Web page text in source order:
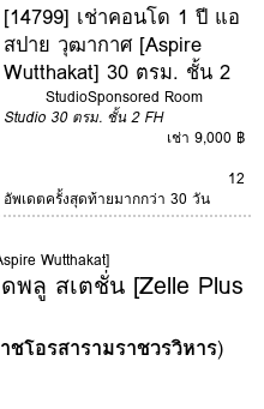
[14799] เช่าคอนโด 1 ปี แอ
สปาย วุฒากาศ [Aspire
Wutthakat] 30 ตรม. ชั้น 2
StudioSponsored Room
Studio 30 ตรม. ชั้น 2 FH
เช่า 9,000 ฿
12
อัพเดตครั้งสุดท้ายมากกว่า 30 วัน
Wutthakat]
พลู สเตชั่น [Zelle Plus
ชโอรสารามราชวรวิหาร)